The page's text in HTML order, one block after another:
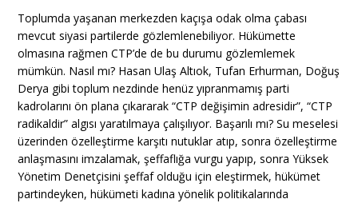
Toplumda yaşanan merkezden kaçışa odak olma çabası
mevcut siyasi partilerde gözlemlenebiliyor. Hükümette
olmasına rağmen CTP’de de bu durumu gözlemlemek
mümkün. Nasıl mı? Hasan Ulaş Altıok, Tufan Erhurman, Doğuş
Derya gibi toplum nezdinde henüz yıpranmamış parti
kadrolarını ön plana çıkararak “CTP değişimin adresidir”, “CTP
radikaldir” algısı yaratılmaya çalışılıyor. Başarılı mı? Su meselesi
üzerinden özelleştirme karşıtı nutuklar atıp, sonra özelleştirme
anlaşmasını imzalamak, şeffaflığa vurgu yapıp, sonra Yüksek
Yönetim Denetçisini şeffaf olduğu için eleştirmek, hükümet
partindeyken, hükümeti kadına yönelik politikalarında